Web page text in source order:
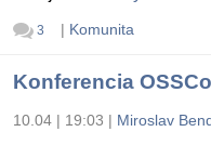
3 | Komunita
Konferencia
10.04 | 19:03 | Miroslav